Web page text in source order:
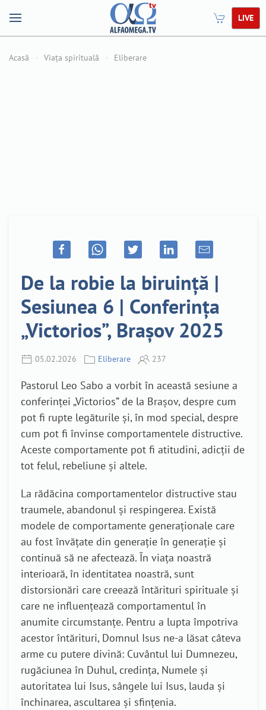
LIVE
Acasă Viața spirituală Eliberare
De la robie la biruință |
Sesiunea 6 | Conferința
„Victorios”, Brașov 2025
05.02.2026 Eliberare 237
Pastorul Leo Sabo a vorbit în această sesiune a
conferinței „Victorios” de la Brașov, despre cum
pot fi rupte legăturile și, în mod special, despre
cum pot fi învinse comportamentele distructive.
Aceste comportamente pot fi atitudini, adicții de
tot felul, rebeliune și altele.
La rădăcina comportamentelor distructive stau
traumele, abandonul și respingerea. Există
modele de comportamente generaționale care
au fost învățate din generație în generație și
continuă să ne afectează. În viața noastră
interioară, în identitatea noastră, sunt
distorsionări care creează întărituri spirituale și
care ne influențează comportamentul în
anumite circumstanțe. Pentru a lupta împotriva
acestor întărituri, Domnul Isus ne-a lăsat câteva
arme cu putere divină: Cuvântul lui Dumnezeu,
rugăciunea în Duhul, credința, Numele și
autoritatea lui Isus, sângele lui Isus, lauda și
închinarea, ascultarea și sfințenia.